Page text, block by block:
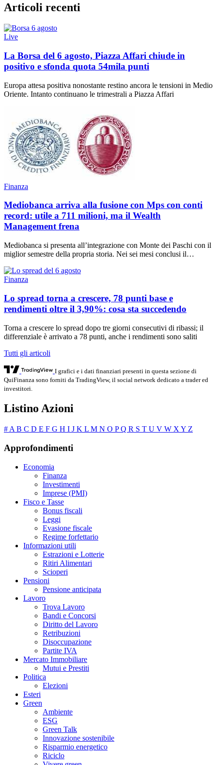
Articoli recenti
Live
La Borsa del 6 agosto, Piazza Affari chiude in
positivo e sfonda quota 54mila punti
Europa attesa positiva nonostante restino ancora le tensioni in Medio
Oriente. Intanto continuano le trimestrali a Piazza Affari
Finanza
Mediobanca arriva alla fusione con Mps con conti
record: utile a 711 milioni, ma il Wealth
Management frena
Mediobanca si presenta all’integrazione con Monte dei Paschi con il
miglior semestre della propria storia. Nei sei mesi conclusi il…
Finanza
Lo spread torna a crescere, 78 punti base e
rendimenti oltre il 3,90%: cosa sta succedendo
Torna a crescere lo spread dopo tre giorni consecutivi di ribassi; il
differenziale è arrivato a 78 punti, anche i rendimenti sono saliti
Tutti gli articoli
I grafici e i dati finanziari presenti in questa sezione di
QuiFinanza sono forniti da TradingView, il social network dedicato a trader ed
investitori.
Listino Azioni
# A B C D E F G H I J K L M N O PQ R S T U V W X Y Z
Approfondimenti
Economia
Finanza
Investimenti
Imprese (PMI)
Fisco e Tasse
Bonus fiscali
Leggi
Evasione fiscale
Regime forfettario
Informazioni utili
Estrazioni e Lotterie
Ritiri Alimentari
Scioperi
Pensioni
Pensione anticipata
Lavoro
Trova Lavoro
Bandi e Concorsi
Diritto del Lavoro
Retribuzioni
Disoccupazione
Partite IVA
Mercato Immobiliare
Mutui e Prestiti
Politica
Elezioni
Esteri
Green
Ambiente
ESG
Green Talk
Innovazione sostenibile
Risparmio energetico
Riciclo